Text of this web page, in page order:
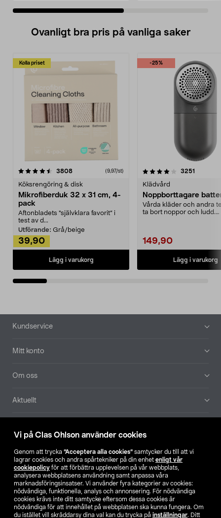
Vi på Clas Ohlson använder cookies
Genom att trycka ”Acceptera alla cookies” samtycker du till att vi
lagrar cookies och andra spårtekniker på din enhet enligt vår
cookiepolicy för att förbättra upplevelsen på vår webbplats,
analysera webbplatsens användning samt anpassa våra
marknadsföringsinsatser. Vi använder fyra kategorier av cookies:
nödvändiga, funktionella, analys och annonsering. För nödvändiga
cookies krävs inte ditt samtycke eftersom dessa cookies är
nödvändiga för att innehållet på webbplatsen ska kunna fungera. Om
du istället vill skräddarsy dina val kan du trycka på inställningar. Ditt
Ovanligt bra pris på vanliga saker
Kolla priset
3808recensioner (9,97/st)
Köksrengöring & disk
Mikrofiberduk 32 x 31 cm, 4-
pack
Aftonbladets "självklara favorit” i
test av d...
Utförande: Grå/beige
39,90
Lägg i varukorg
-25%
4.0av 5 stjärnor 3251
Klädvård
Noppborttagare
Vårda kläder och andra
ta bort noppor och ludd.
149,90
Lägg i varukorg
4.5av 5 stjärnor
Sidfot
Kundservice
Mitt konto
Om oss
Aktuellt
Hitta butik
SE NO FI